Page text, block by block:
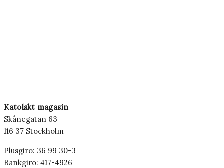
Katolskt magasin
Skånegatan 63
116 37 Stockholm
Plusgiro: 36 99 30-3
Bankgiro: 417-4926